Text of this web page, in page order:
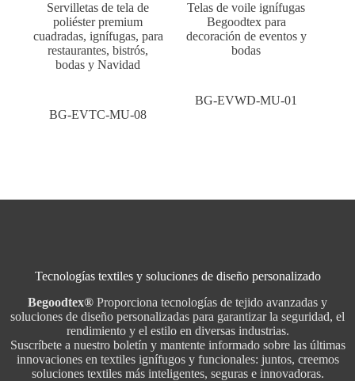
Servilletas de tela de
poliéster premium
cuadradas, ignífugas, para
restaurantes, bistrós,
bodas y Navidad
BG-EVTC-MU-08
Telas de voile ignífugas
Begoodtex para
decoración de eventos y
bodas
BG-EVWD-MU-01
Tecnologías textiles y soluciones de diseño personalizado
Begoodtex® Proporciona tecnologías de tejido avanzadas y
soluciones de diseño personalizadas para garantizar la seguridad, el
rendimiento y el estilo en diversas industrias.
Suscríbete a nuestro boletín y mantente informado sobre las últimas
innovaciones en textiles ignífugos y funcionales: juntos, creemos
soluciones textiles más inteligentes, seguras e innovadoras.